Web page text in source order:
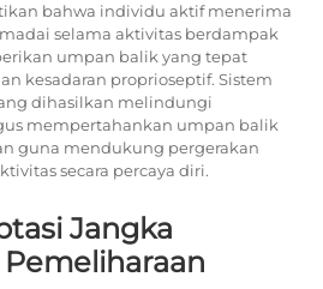
bahwa individu aktif menerima
selama aktivitas berdampak
umpan balik yang tepat
kesadaran proprioseptif. Sistem
dihasilkan melindungi
mempertahankan umpan balik
guna mendukung pergerakan
secara percaya diri.
Jangka